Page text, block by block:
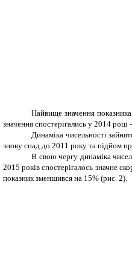
Найвище значення
значення спостерігались у 2014
Динаміка чисельності
знову спад до 2011 року та підйом
В свою чергу динаміка
2015 років спостерігалось значне
показник зменшився на 15% (рис. 2).